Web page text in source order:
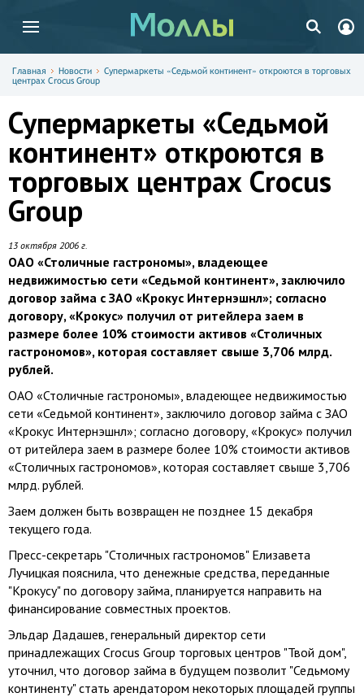
Главная Новости
Супермаркеты «Седьмой континент» откроются в торговых
центрах Crocus Group
Супермаркеты «Седьмой
континент» откроются в
торговых центрах Crocus
Group
13 октября 2006 г.
ОАО «Столичные гастрономы», владеющее
недвижимостью сети «Седьмой континент», заключило
договор займа с ЗАО «Крокус Интернэшнл»; согласно
договору, «Крокус» получил от ритейлера заем в
размере более 10% стоимости активов «Столичных
гастрономов», которая составляет свыше 3,706 млрд.
рублей.
ОАО «Столичные гастрономы», владеющее недвижимостью
сети «Седьмой континент», заключило договор займа с ЗАО
«Крокус Интернэшнл»; согласно договору, «Крокус» получил
от ритейлера заем в размере более 10% стоимости активов
«Столичных гастрономов», которая составляет свыше 3,706
млрд. рублей.
Заем должен быть возвращен не позднее 15 декабря
текущего года.
Пресс-секретарь "Столичных гастрономов" Елизавета
Лучицкая пояснила, что денежные средства, переданные
"Крокусу" по договору займа, планируется направить на
финансирование совместных проектов.
Эльдар Дадашев, генеральный директор сети
принадлежащих Crocus Group торговых центров "Твой дом",
уточнил, что договор займа в будущем позволит "Седьмому
континенту" стать арендатором некоторых площадей группы